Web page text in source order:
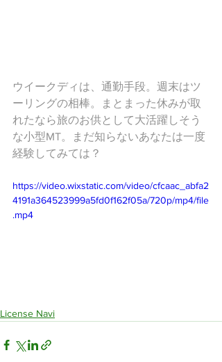
ウイークディは、通勤手段。週末はツ
ーリングの相棒。まとまった休みが取
れたなら旅のお供として大活躍しそう
な小型MT。まだ知らないあなたは一度
経験してみては？
https://video.wixstatic.com/video/cfcaac_abfa2
4191a364523999a5fd0f162f05a/720p/mp4/file
.mp4
License Navi